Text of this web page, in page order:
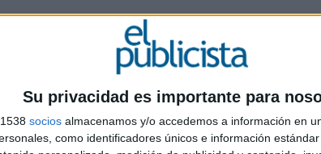
Su privacidad es importante para
socios almacenamos y/o accedemos a información en
como identificadores únicos e información